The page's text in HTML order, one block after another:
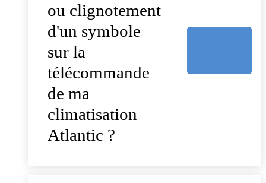
ou clignotement
d'un symbole
sur la
télécommande
de ma
climatisation
Atlantic ?